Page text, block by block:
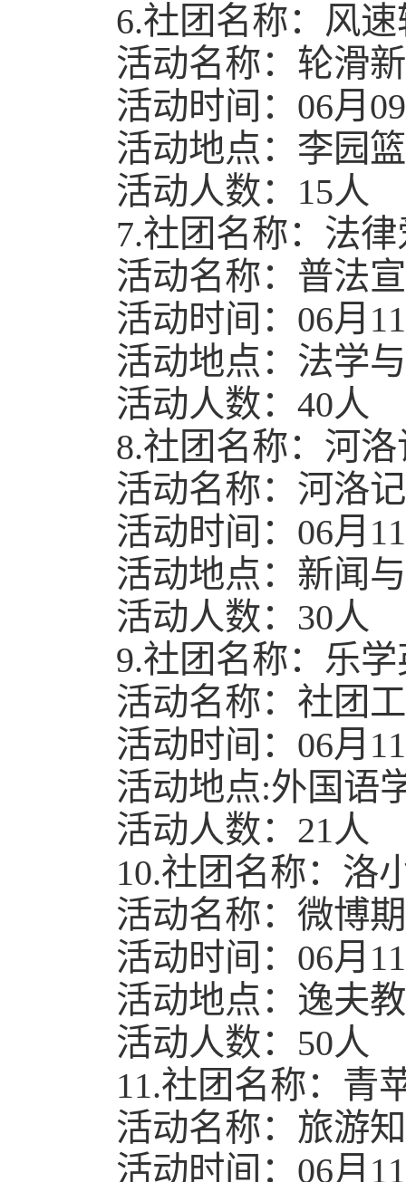
6.社团名称：风
活动名称：轮滑
活动时间：06月
活动地点：李园
活动人数：15人
7.社团名称：法
活动名称：普法
活动时间：06月
活动地点：法学
活动人数：40人
8.社团名称：河
活动名称：河洛
活动时间：06月
活动地点：新闻
活动人数：30人
9.社团名称：乐
活动名称：社团
活动时间：06月
活动地点:外国语
活动人数：21人
10.社团名称：洛
活动名称：微博
活动时间：06月
活动地点：逸夫
活动人数：50人
11.社团名称：青
活动名称：旅游
活动时间：06月